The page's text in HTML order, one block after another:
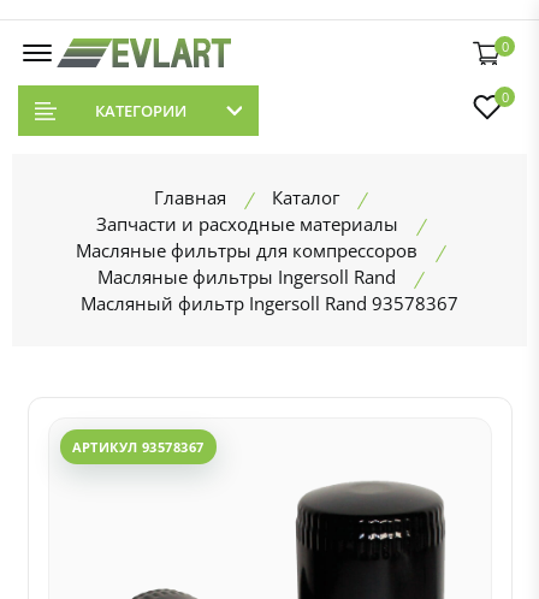
0
КАТЕГОРИИ
0
Главная
Каталог
Запчасти и расходные материалы
Масляные фильтры для компрессоров
Масляные фильтры Ingersoll Rand
Масляный фильтр Ingersoll Rand 93578367
АРТИКУЛ 93578367